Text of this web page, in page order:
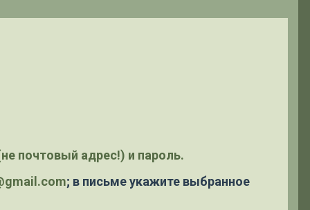
почтовый адрес!) и пароль.
; в письме укажите выбранное